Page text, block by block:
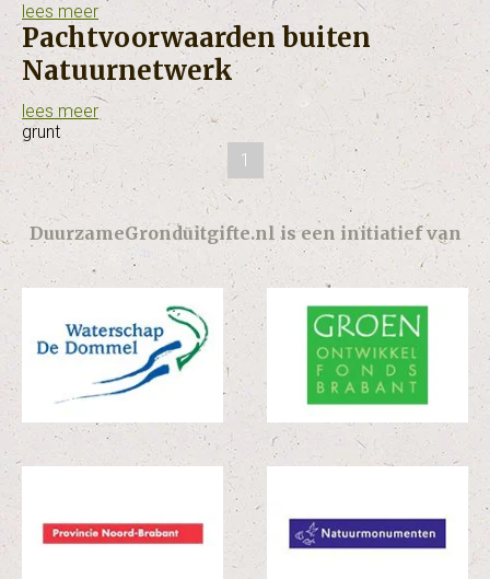
lees meer
Pachtvoorwaarden buiten
Natuurnetwerk
lees meer
grunt
1
DuurzameGronduitgifte.nl is een initiatief van